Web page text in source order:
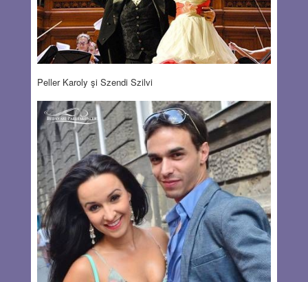
Peller Karoly şi Szendi Szilvi